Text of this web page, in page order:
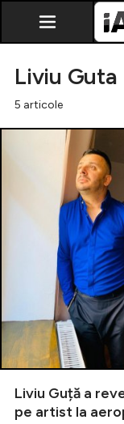
Liviu Guta
5 articole
Liviu Guță a
pe artist la